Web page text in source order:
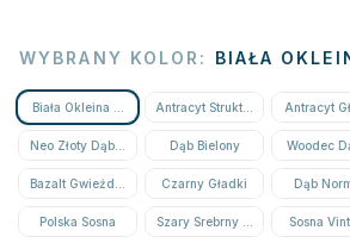
WYBRANY KOLOR : BIAŁA
Biała Okleina StrukturaAntracyt Struktura Antracyt
Neo Złoty Dąb Struktura Dąb Bielony Woodec
Bazalt Gwieździsty Czarny Gładki Dąb
Polska Sosna Szary Srebrny Gładki Sosna